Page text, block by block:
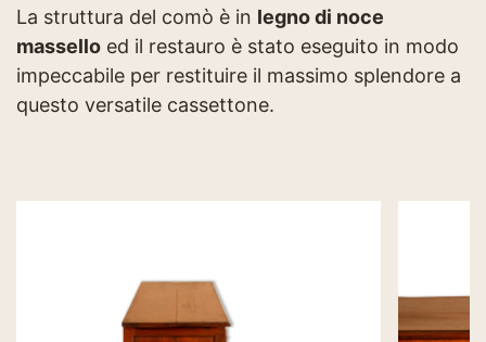
La struttura del comò è in legno di noce
massello ed il restauro è stato eseguito in modo
impeccabile per restituire il massimo splendore a
questo versatile cassettone.